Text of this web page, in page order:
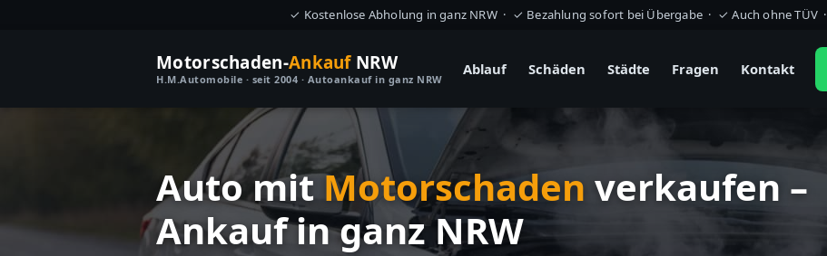
✓ Kostenlose Abholung in ganz NRW · ✓ Bezahlung sofort bei Übergabe · ✓ Auch ohne TÜV ·
Motorschaden-AnkaufNRW
H.M.Automobile · seit 2004 · Autoankauf in ganz NRW
Ablauf Schäden Städte Fragen Kontakt
Auto mitMotorschaden verkaufen –
Ankauf in ganz NRW